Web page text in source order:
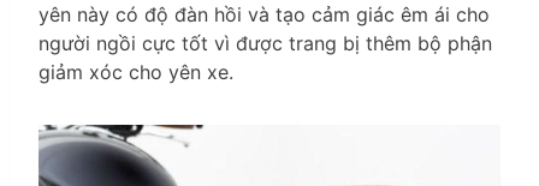
yên này có độ đàn hồi và tạo cảm giác êm ái cho
người ngồi cực tốt vì được trang bị thêm bộ phận
giảm xóc cho yên xe.